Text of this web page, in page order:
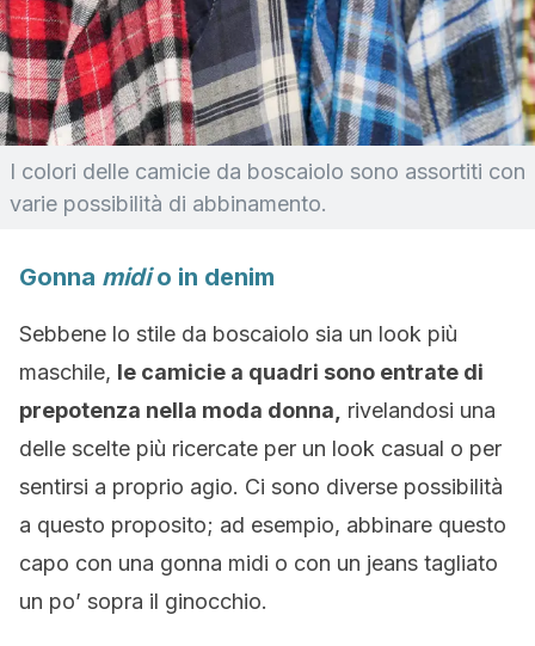
I colori delle camicie da boscaiolo sono assortiti con
varie possibilità di abbinamento.
Gonna midio in denim
Sebbene lo stile da boscaiolo sia un look più
maschile, le camicie a quadri sono entrate di
prepotenza nella moda donna,
rivelandosi una
delle scelte più ricercate per un look casual o per
sentirsi a proprio agio. Ci sono diverse possibilità
a questo proposito; ad esempio, abbinare questo
capo con una gonna midi o con un jeans tagliato
un po’ sopra il ginocchio.